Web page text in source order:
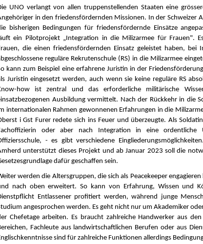
UNO verlangt von allen truppenstellenden Staaten eine
in den friedensfördernden Missionen. In der Schweizer
bisherigen Bedingungen für friedensfördernde Einsätze
ein Pilotprojekt „Integration in die Milizarmee für Frauen".
die einen friedensfördernden Einsatz geleistet haben, bei
reguläre Rekrutenschule (RS) in die Milizarmee
kann zum Beispiel eine erfahrene Juristin in der
Juristin eingesetzt werden, auch wenn sie keine reguläre RS
how ist zentral und das erforderliche militärische
Ausbildung vermittelt. Nach der Rückkehr in die
internationalen Rahmen gewonnenen Erfahrungen in die
i Gst Furer redete sich ins Feuer und überzeugte. Als
oder aber nach Integration in eine ordentliche
- es gibt verschiedene
unterstützt dieses Projekt und ab Januar 2023 soll die
dafür geschaffen sein.
werden die Altersgruppen, die sich als Peacekeeper
nach oben erweitert. So kann von Erfahrung, Wissen und
Entlassener profitiert werden, während junge
angesprochen werden. Es geht nicht nur um Akademiker
Chefetage arbeiten. Es braucht zahlreiche Handwerker aus
Fachleute aus landwirtschaftlichen Berufen oder aus
sind für zahlreiche Funktionen allerdings